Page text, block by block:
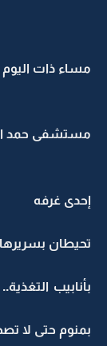
مساء ذات اليوم
مستشفى حمد
إحدى غرفه
تحيطان
بأنابيب
بمنوم حتى لا